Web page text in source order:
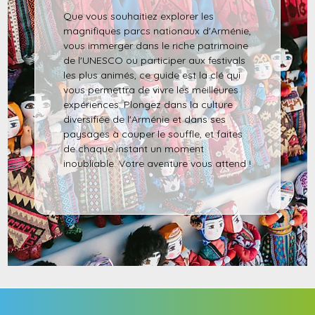
Que vous souhaitiez explorer les
magnifiques parcs nationaux d'Arménie,
vous immerger dans le riche patrimoine
de l'UNESCO ou participer aux festivals
les plus animés, ce guide est la clé qui
vous permettra de vivre les meilleures
expériences. Plongez dans la culture
diversifiée de l'Arménie et dans ses
paysages à couper le souffle, et faites
de chaque instant un moment
inoubliable. Votre aventure vous attend !